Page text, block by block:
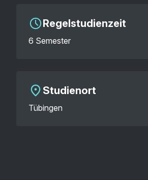
Regelstudienzeit
6 Semester
Studienort
Tübingen